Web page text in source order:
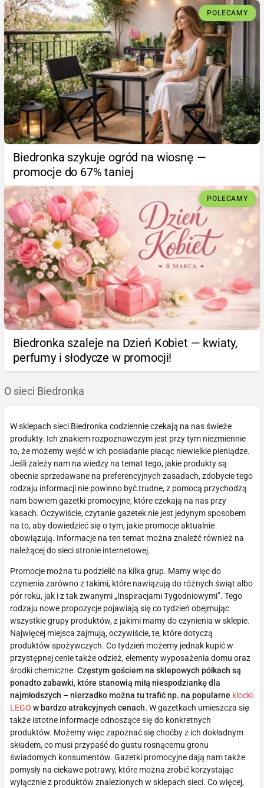
POLECAMY
Biedronka szykuje ogród na wiosnę —
promocje do 67% taniej
POLECAMY
Biedronka szaleje na Dzień Kobiet — kwiaty,
perfumy i słodycze w promocji!
O sieci Biedronka
W sklepach sieci Biedronka codziennie czekają na nas świeże
produkty. Ich znakiem rozpoznawczym jest przy tym niezmiennie
to, że możemy wejść w ich posiadanie płacąc niewielkie pieniądze.
Jeśli zależy nam na wiedzy na temat tego, jakie produkty są
obecnie sprzedawane na preferencyjnych zasadach, zdobycie tego
rodzaju informacji nie powinno być trudne, z pomocą przychodzą
nam bowiem gazetki promocyjne, które czekają na nas przy
kasach. Oczywiście, czytanie gazetek nie jest jedynym sposobem
na to, aby dowiedzieć się o tym, jakie promocje aktualnie
obowiązują. Informacje na ten temat można znaleźć również na
należącej do sieci stronie internetowej.
Promocje można tu podzielić na kilka grup. Mamy więc do
czynienia zarówno z takimi, które nawiązują do różnych świąt albo
pór roku, jak i z tak zwanymi „Inspiracjami Tygodniowymi”. Tego
rodzaju nowe propozycje pojawiają się co tydzień obejmując
wszystkie grupy produktów, z jakimi mamy do czynienia w sklepie.
Najwięcej miejsca zajmują, oczywiście, te, które dotyczą
produktów spożywczych. Co tydzień możemy jednak kupić w
przystępnej cenie także odzież, elementy wyposażenia domu oraz
środki chemiczne. Częstym gościem na sklepowych półkach są
ponadto zabawki, które stanowią miłą niespodziankę dla
najmłodszych – nierzadko można tu trafić np. na popularne klocki
LEGO w bardzo atrakcyjnych cenach. W gazetkach umieszcza się
także istotne informacje odnoszące się do konkretnych
produktów. Możemy więc zapoznać się choćby z ich dokładnym
składem, co musi przypaść do gustu rosnącemu gronu
świadomych konsumentów. Gazetki promocyjne dają nam także
pomysły na ciekawe potrawy, które można zrobić korzystając
wyłącznie z produktów znalezionych w sklepach sieci. Co więcej,